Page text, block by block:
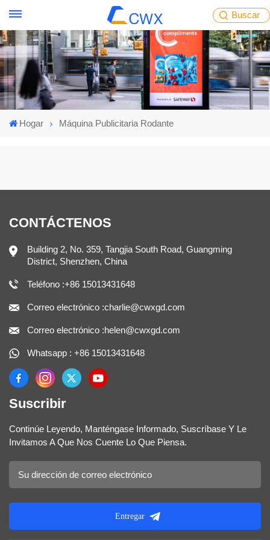
Buscar
Hogar Máquina Publicitaria Rodante
CONTÁCTENOS
Building 2, No. 359, Tangjia South Road, Guangming
District, Shenzhen, China
Teléfono :+86 15013431648
Correo electrónico :charlie@cwxgd.com
Correo electrónico :helen@cwxgd.com
Whatsapp : +86 15013431648
Suscribir
Continúe Leyendo, Manténgase Informado, Suscríbase Y Le
Invitamos A Que Nos Cuente Lo Que Piensa.
Entregar